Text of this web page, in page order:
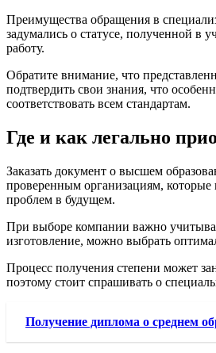
Преимущества обращения в
задумались о статусе, полученной в
работу.
Обратите внимание, что
подтвердить свои знания, что
соответствовать всем стандартам.
Где и как легально
Заказать документ о высшем
проверенным организациям,
проблем в будущем.
При выборе компании важно
изготовление, можно выбрать
Процесс получения степени может
поэтому стоит спрашивать о
Получение диплома о среднем